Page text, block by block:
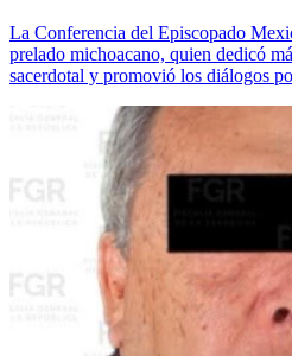
La Conferencia del Episcopado
prelado michoacano, quien dedicó
sacerdotal y promovió los diálogos